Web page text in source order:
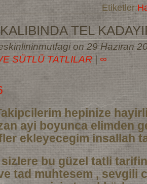
Etiketler:
TEL
on 29 Haziran
SÜTLÜ TATLILAR
∞
hepinize
ayi boyunca elimden
ekleyecegim insallah
bu güzel tatli
tad muhtesem , sevgili